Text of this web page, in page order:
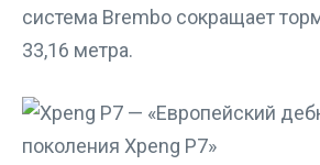
система Brembo сокращает
33,16 метра.